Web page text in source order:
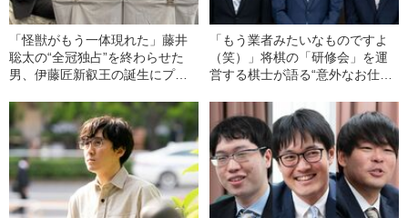
「怪獣がもう一体現れた」藤井
聡太の“全冠独占”を終わらせた
男、伊藤匠新叡王の誕生にプロ
「もう業者みたいなものですよ
（笑）」将棋の「研修会」を運
営する棋士が語る“意外なお仕